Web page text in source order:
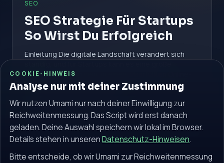
SEO
SEO Strategie Für Startups
So Wirst Du Erfolgreich
Einleitung Die digitale Landschaft verändert sich
Herausforderung sein, in einem überfüllten Online-
Markt sichtbar zu werden. Eine.
#SEO #Strategie #Für
Weiterlesen
COOKIE-HINWEIS
Analyse nur mit deiner Zustimmung
Wir nutzen Umami nur nach deiner Einwilligung zur
Reichweitenmessung. Das Script wird erst danach
geladen. Deine Auswahl speichern wir lokal im Browser.
Details stehen in unserenDatenschutz-Hinweisen.
Bitte entscheide, ob wir Umami zur Reichweitenmessung